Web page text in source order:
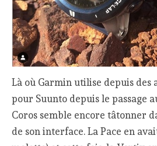
Là où Garmin utilise depuis des
pour Suunto depuis le passage
Coros semble encore tâtonner
de son interface. La Pace en